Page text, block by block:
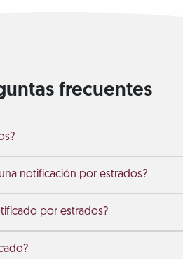
frecuentes
notificación por estrados?
por estrados?